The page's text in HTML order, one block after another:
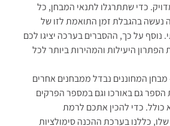
כדי שתתרגלו לתנאי המבחן, כל
נעשה בהגבלת זמן התואמת לזו של
נוסף על כך, ההסברים בערכה יציגו לכם
היעילות והמהירות ביותר לכל
מבחן המחוננים נבדל ממבחנים אחרים
הספר גם באורכו וגם במספר הפרקים
כולל. כדי להכין אתכם לרמת
שלו, כללנו בערכת ההכנה סימולציות